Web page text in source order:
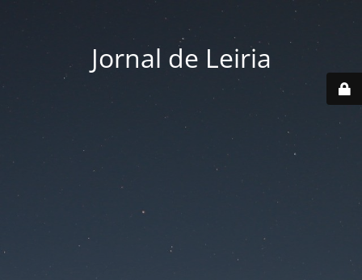
Jornal de Leiria